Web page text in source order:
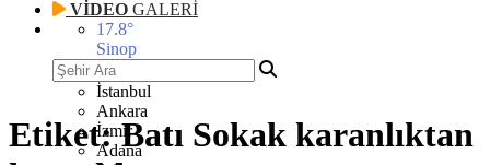
VİDEO GALERİ
17.8°
Sinop
İstanbul
Ankara
İzmir
Adana
Etiket:Batı Sokak karanlıktan